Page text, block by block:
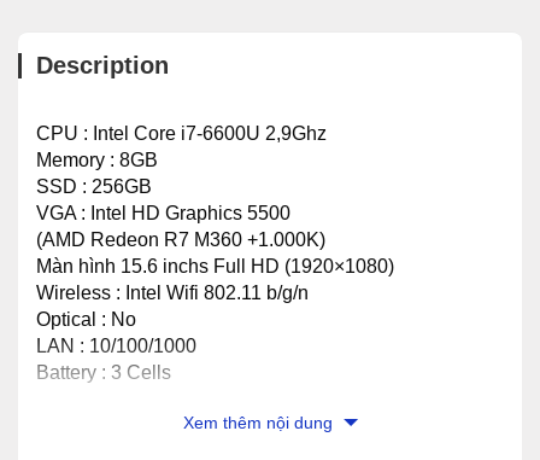
Description
CPU : Intel Core i7-6600U 2,9Ghz
Memory : 8GB
SSD : 256GB
VGA : Intel HD Graphics 5500
(AMD Redeon R7 M360 +1.000K)
Màn hình 15.6 inchs Full HD (1920×1080)
Wireless : Intel Wifi 802.11 b/g/n
Optical : No
LAN : 10/100/1000
Battery : 3 Cells
Xem thêm nội dung